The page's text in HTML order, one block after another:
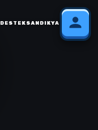
DESTEKSANDIKYARDIM